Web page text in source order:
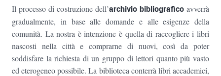
Il processo di costruzione dell’archivio bibliograficoavverrà
gradualmente, in base alle domande e alle esigenze della
comunità. La nostra è intenzione è quella di raccogliere i libri
nascosti nella città e comprarne di nuovi, così da poter
soddisfare la richiesta di un gruppo di lettori quanto più vasto
ed eterogeneo possibile. La biblioteca conterrà libri accademici,